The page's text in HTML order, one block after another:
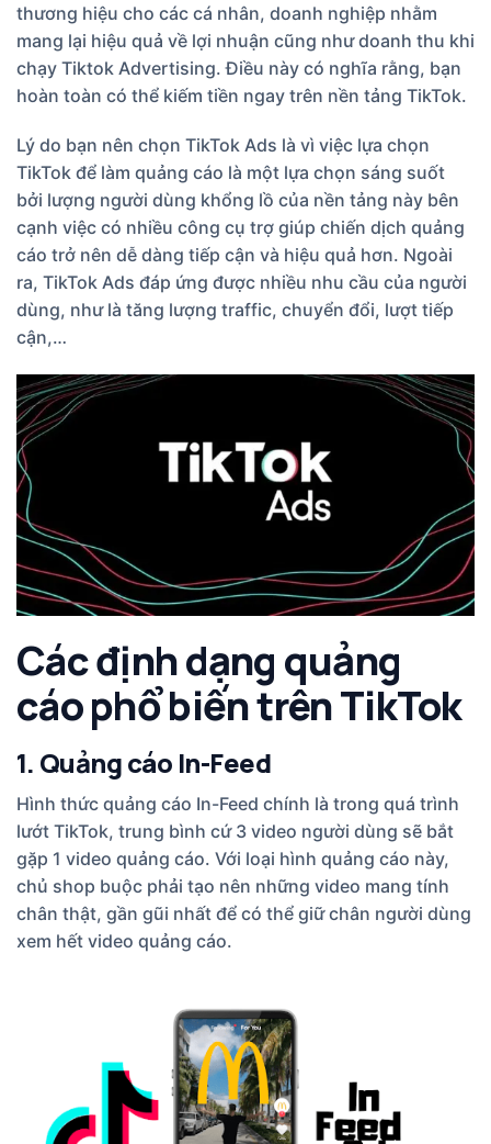
thương hiệu cho các cá nhân, doanh nghiệp nhằm
mang lại hiệu quả về lợi nhuận cũng như doanh thu khi
chạy Tiktok Advertising. Điều này có nghĩa rằng, bạn
hoàn toàn có thể kiếm tiền ngay trên nền tảng TikTok.
Lý do bạn nên chọn TikTok Ads là vì việc lựa chọn
TikTok để làm quảng cáo là một lựa chọn sáng suốt
bởi lượng người dùng khổng lồ của nền tảng này bên
cạnh việc có nhiều công cụ trợ giúp chiến dịch quảng
cáo trở nên dễ dàng tiếp cận và hiệu quả hơn. Ngoài
ra, TikTok Ads đáp ứng được nhiều nhu cầu của người
dùng, như là tăng lượng traffic, chuyển đổi, lượt tiếp
cận,…
Các định dạng quảng
cáo phổ biến trên TikTok
1. Quảng cáo In-Feed
Hình thức quảng cáo In-Feed chính là trong quá trình
lướt TikTok, trung bình cứ 3 video người dùng sẽ bắt
gặp 1 video quảng cáo. Với loại hình quảng cáo này,
chủ shop buộc phải tạo nên những video mang tính
chân thật, gần gũi nhất để có thể giữ chân người dùng
xem hết video quảng cáo.